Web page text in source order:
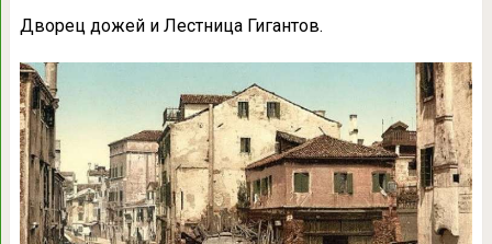
Дворец дожей и Лестница Гигантов.